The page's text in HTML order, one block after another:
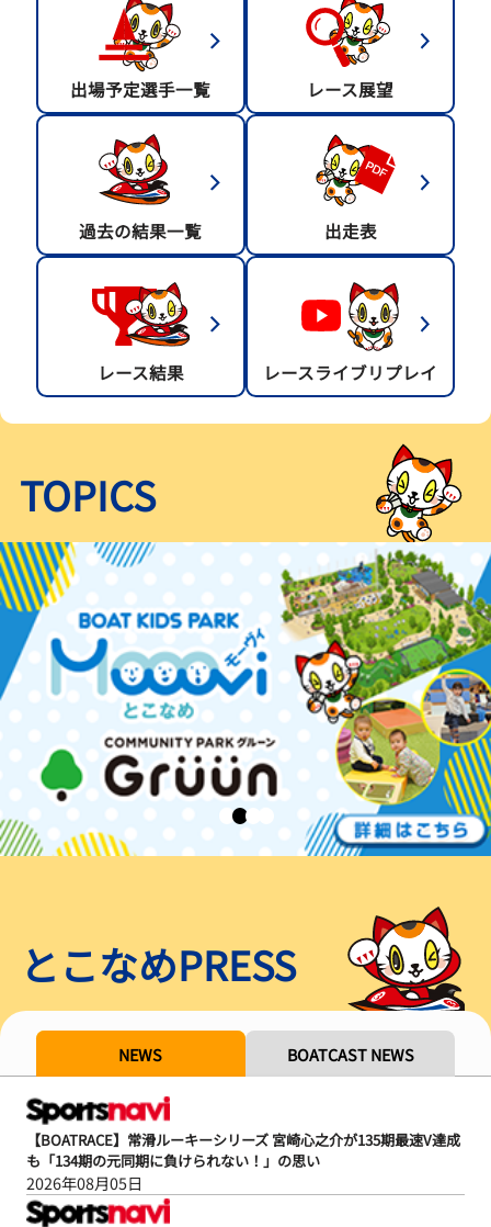
出場予定選手一覧 レース展望
過去の結果一覧 出走表
レース結果 レースライブリプレイ
TOPICS
とこなめPRESS
NEWS BOATCAST NEWS
【BOATRACE】常滑ルーキーシリーズ 宮崎心之介が135期最速V達成
も「134期の元同期に負けられない！」の思い
2026年08月05日